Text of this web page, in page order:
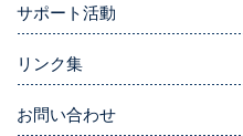
サポート活動
リンク集
お問い合わせ